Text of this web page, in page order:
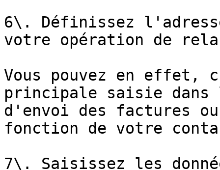
6\. Définissez
votre opération de
Vous pouvez en effet,
principale saisie
d'envoi des factures
fonction de votre
7\. Saisissez les